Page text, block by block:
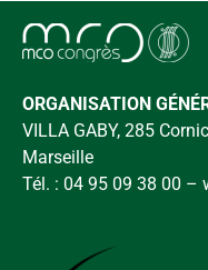
ORGANISATION
VILLA GABY, 285
Marseille
Tél. : 04 95 09 38 00 –